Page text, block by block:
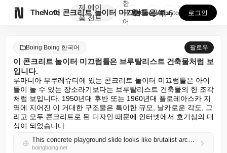
TheNote
제
품
에이
전트
이 콘크리트 놀이터 미끄럼틀은 브루탈리스트 건축물처럼 ...
한
국
어
GooglePlay
AppStore 로그인
Boing Boing 한국어 팔로우
이 콘크리트 놀이터 미끄럼틀은 브루탈리스트 건축물처럼 보
입니다.
루마니아 부쿠레슈티에 있는 콘크리트 놀이터 미끄럼틀은 아이
들이 놀 수 있는 장소라기보다는 브루탈리스트 건축물의 한 조각
처럼 보입니다. 1950년대 후반 또는 1960년대 플로레아스카 지
역에 지어진 이 거대한 구조물은 특이한 규모, 날카로운 각도, 그
리고 모두 콘크리트로 된 디자인 때문에 인터넷에서 호기심의 대
상이 되었습니다.
This concrete playground slide looks like brutalist architecture
boingboing.net